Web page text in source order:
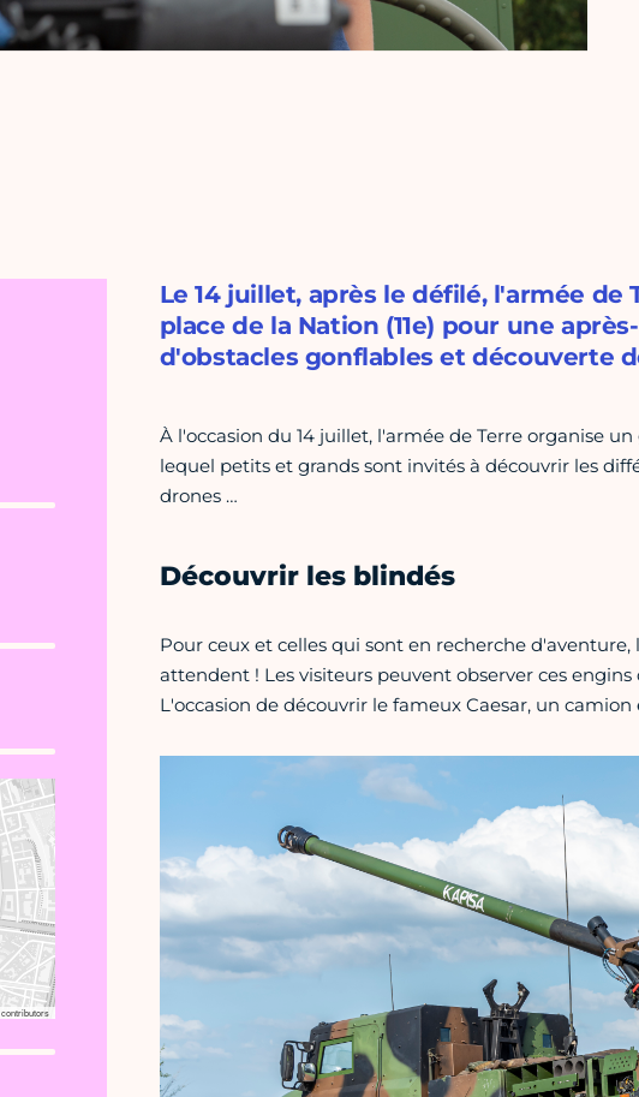
contributors
Le 14 juillet, après le défilé, l'armée
place de la Nation (11e) pour une
d'obstacles gonflables et découverte
À l'occasion du 14 juillet, l'armée de Terre organise
lequel petits et grands sont invités à découvrir les
drones …
Découvrir les blindés
Pour ceux et celles qui sont en recherche d'aventure,
attendent ! Les visiteurs peuvent observer ces
L'occasion de découvrir le fameux Caesar, un camion